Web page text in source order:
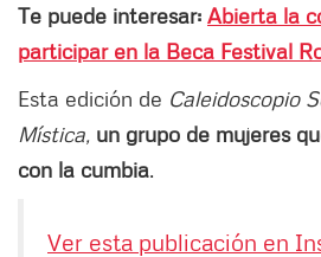
Te puede interesar: Abierta la
participar en la Beca Festival
Esta edición de Caleidoscopio
Mística, un grupo de mujeres
con la cumbia.
Ver esta publicación en